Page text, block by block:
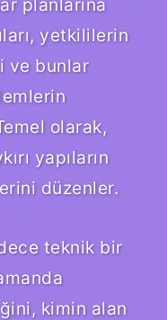
yetkililerin
ve bunlar
olarak,
yapıların
düzenler.
teknik bir
kimin alan